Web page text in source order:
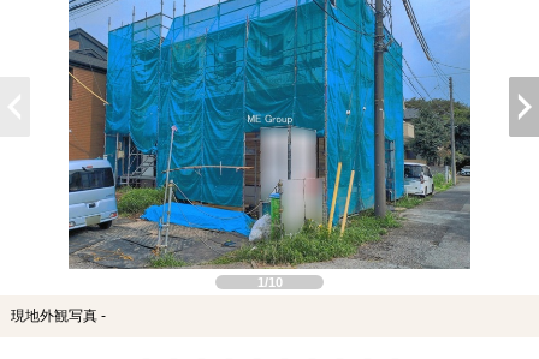
1/10
現地外観写真 -